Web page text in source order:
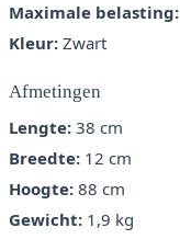
Maximale belasting:
Kleur: Zwart
Afmetingen
Lengte: 38 cm
Breedte: 12 cm
Hoogte: 88 cm
Gewicht: 1,9 kg